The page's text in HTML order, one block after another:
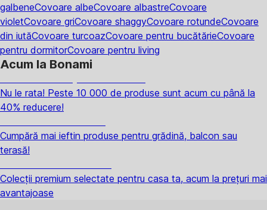
galbeneCovoare albeCovoare albastreCovoare
violetCovoare griCovoare shaggyCovoare rotundeCovoare
din iutăCovoare turcoazCovoare pentru bucătărieCovoare
pentru dormitorCovoare pentru living
Acum la Bonami
Nu le rata! Peste 10 000 de produse sunt acum cu până la
40% reducere!
Cumpără mai ieftin produse pentru grădină, balcon sau
terasă!
Colecții premium selectate pentru casa ta, acum la prețuri mai
avantajoase